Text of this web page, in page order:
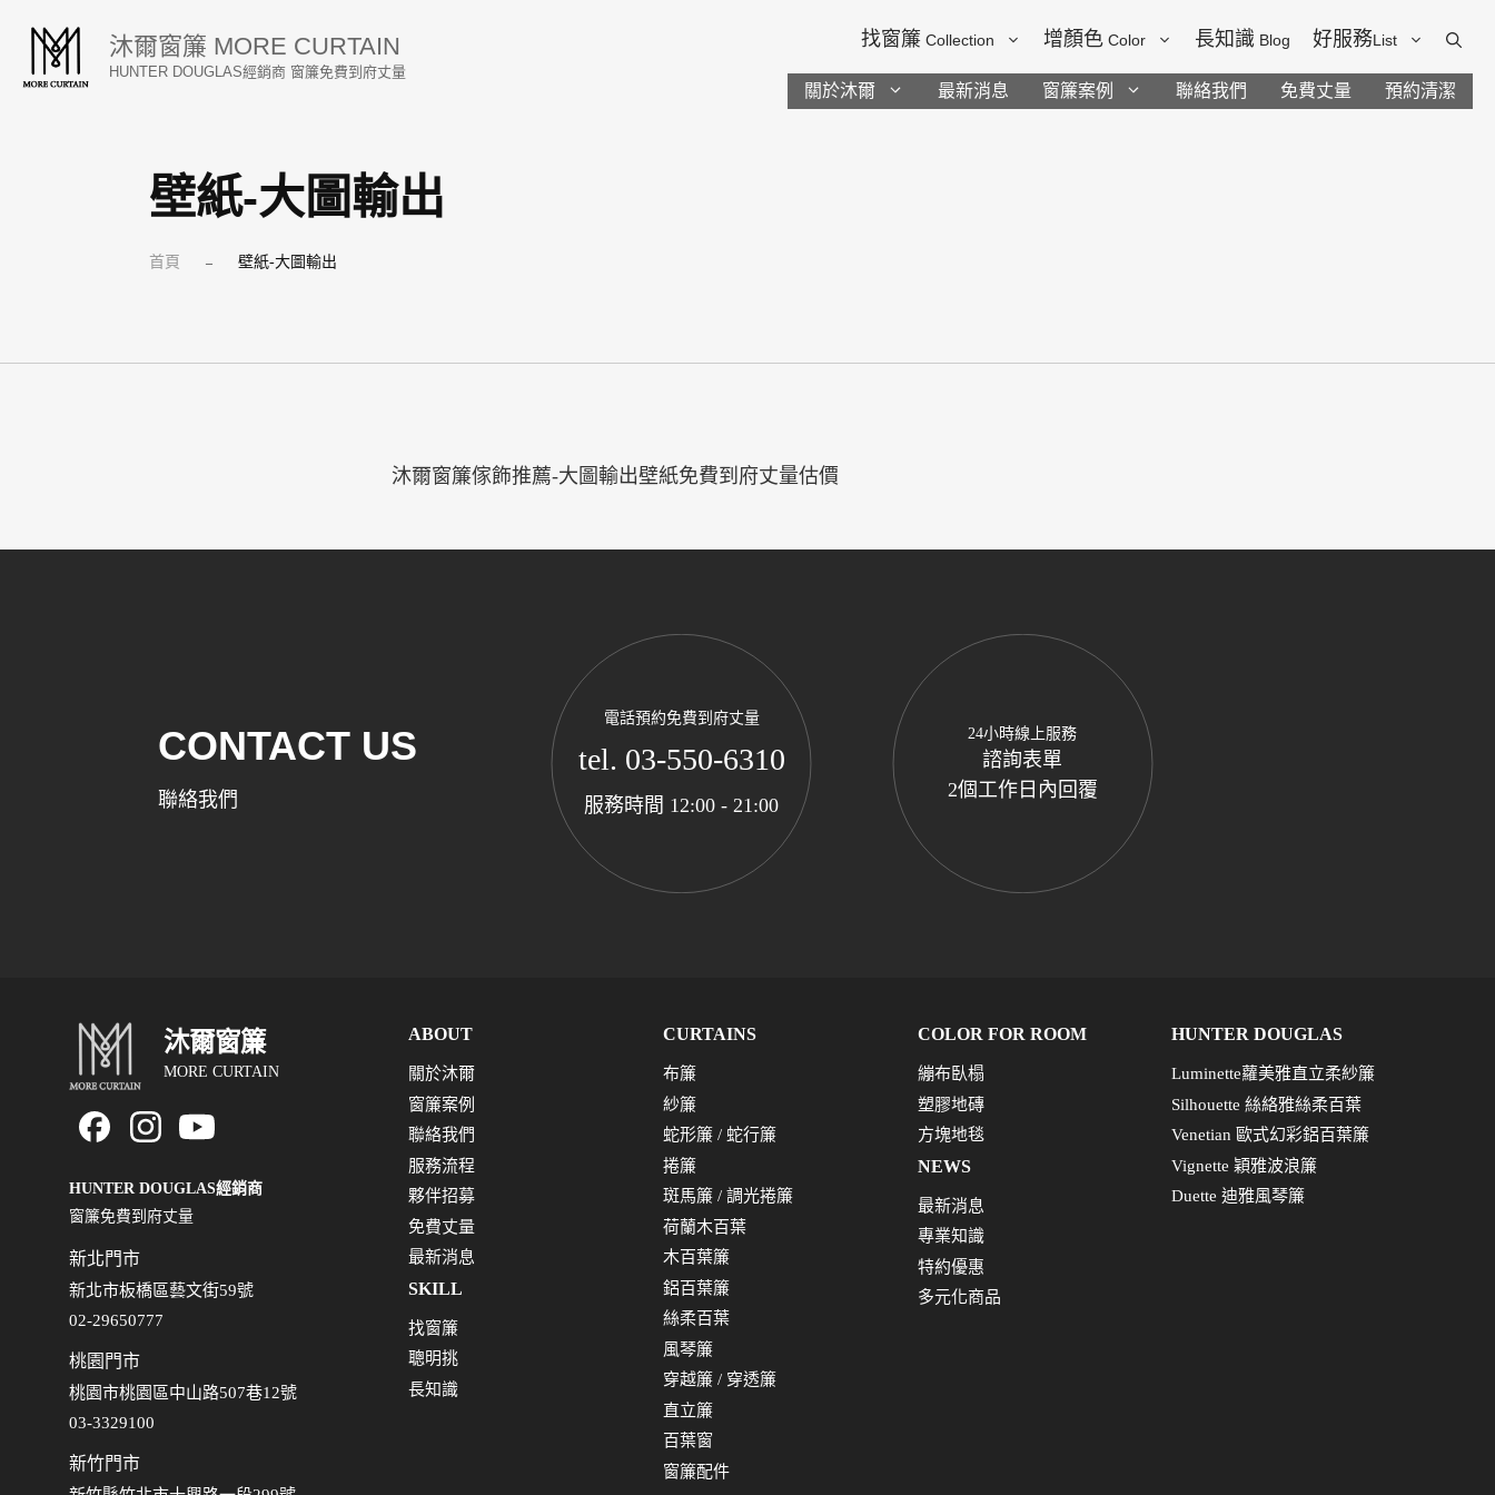
沐爾窗簾 MORE CURTAIN
HUNTER DOUGLAS經銷商 窗簾免費到府丈量
找窗簾 Collection 增顏色 Color 長知識 Blog 好服務List
關於沐爾 最新消息 窗簾案例 聯絡我們 免費丈量 預約清潔
壁紙-大圖輸出
首頁 – 壁紙-大圖輸出
沐爾窗簾傢飾推薦-大圖輸出壁紙免費到府丈量估價
CONTACT US
聯絡我們
電話預約免費到府丈量
tel. 03-550-6310
服務時間 12:00 - 21:00
24小時線上服務
諮詢表單
2個工作日內回覆
沐爾窗簾
MORE CURTAIN
HUNTER DOUGLAS經銷商
窗簾免費到府丈量
新北門市
新北市板橋區藝文街59號
02-29650777
桃園門市
桃園市桃園區中山路507巷12號
03-3329100
新竹門市
ABOUT
關於沐爾
窗簾案例
聯絡我們
服務流程
夥伴招募
免費丈量
最新消息
SKILL
找窗簾
聰明挑
長知識
CURTAINS
布簾
紗簾
蛇形簾 / 蛇行簾
捲簾
斑馬簾 / 調光捲簾
荷蘭木百葉
木百葉簾
鋁百葉簾
絲柔百葉
風琴簾
穿越簾 / 穿透簾
直立簾
百葉窗
窗簾配件
COLOR FOR ROOM
繃布臥榻
塑膠地磚
方塊地毯
NEWS
最新消息
專業知識
特約優惠
多元化商品
HUNTER DOUGLAS
Luminette蘿美雅直立柔紗簾
Silhouette 絲絡雅絲柔百葉
Venetian 歐式幻彩鋁百葉簾
Vignette 穎雅波浪簾
Duette 迪雅風琴簾